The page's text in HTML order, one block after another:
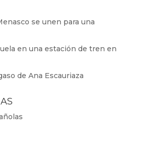
se unen para una
en una estación de tren en
de Ana Escauriaza